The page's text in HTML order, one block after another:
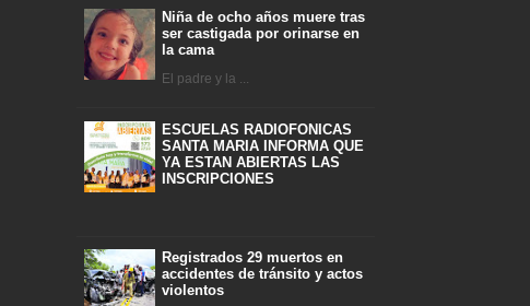
Niña de ocho años muere tras
ser castigada por orinarse en
la cama
El padre y la ...
ESCUELAS RADIOFONICAS
SANTA MARIA INFORMA QUE
YA ESTAN ABIERTAS LAS
INSCRIPCIONES
Registrados 29 muertos en
accidentes de tránsito y actos
violentos